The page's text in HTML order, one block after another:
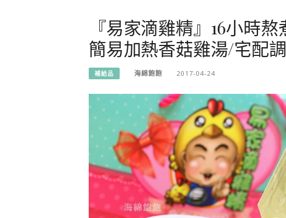
『易家滴雞精』16小時
簡易加熱香菇雞湯/宅配
補給品 海綿飽飽 2017-04-24